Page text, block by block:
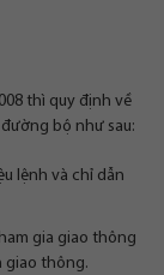
thì quy định về
bộ như sau:
lệnh và chỉ dẫn
gia giao thông
giao thông.